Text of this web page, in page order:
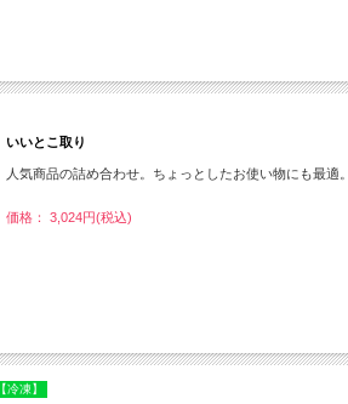
いいとこ取り
人気商品の詰め合わせ。ちょっとしたお使い物にも最
価格： 3,024円(税込)
【冷凍】